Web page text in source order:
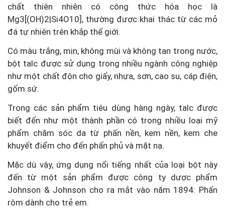
chất thiên nhiên có công thức hóa học là
Mg3[(OH)2|Si4O10], thường được khai thác từ các mỏ
đá tự nhiên trên khắp thế giới.
Có màu trắng, mịn, không mùi và không tan trong nước,
bột talc được sử dụng trong nhiều ngành công nghiệp
như một chất độn cho giấy, nhựa, sơn, cao su, cáp điện,
gốm sứ.
Trong các sản phẩm tiêu dùng hàng ngày, talc được
biết đến như một thành phần có trong nhiều loại mỹ
phẩm chăm sóc da từ phấn nền, kem nền, kem che
khuyết điểm cho đến phấn phủ và mặt nạ.
Mặc dù vậy, ứng dụng nổi tiếng nhất của loại bột này
đến từ một sản phẩm được công ty dược phẩm
Johnson & Johnson cho ra mắt vào năm 1894: Phấn
rôm dành cho trẻ em.